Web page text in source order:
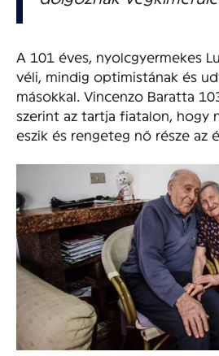
A 101 éves, nyolcgyermekes
véli, mindig optimistának és
másokkal. Vincenzo Baratta
szerint az tartja fiatalon, hogy
eszik és rengeteg nő része az